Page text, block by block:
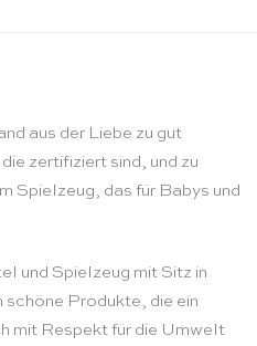
aus der Liebe zu gut
zertifiziert sind, und zu
Spielzeug, das für Babys und
und Spielzeug mit Sitz in
schöne Produkte, die ein
mit Respekt für die Umwelt